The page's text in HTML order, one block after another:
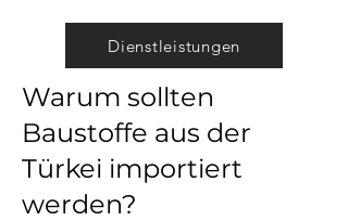
Dienstleistungen
Warum sollten
Baustoffe aus der
Türkei importiert
werden?